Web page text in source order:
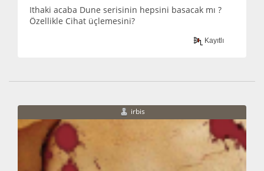
Ithaki acaba Dune serisinin hepsini basacak mı ?
Özellikle Cihat üçlemesini?
Kayıtlı
irbis